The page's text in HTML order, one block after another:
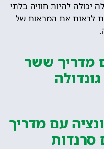
יכולה להיות חוויה בלתי
לראות את המראות של
מדריך ששר
עם מדריך
סרנדות